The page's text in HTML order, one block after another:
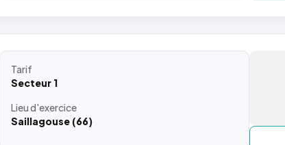
Tarif
Secteur 1
Lieud'exercice
Saillagouse (66)